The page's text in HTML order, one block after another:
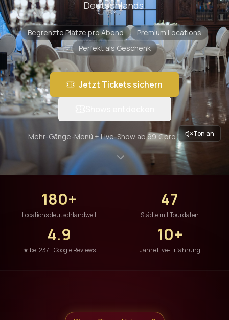
Ton an
Deutschlands.
Begrenzte Plätze pro Abend
Premium Locations
Perfekt als Geschenk
Jetzt Tickets sichern
Mehr-Gänge-Menü + Live-Show ab 99 € pro Person
180+
Locations deutschlandweit
47
Städte mit Tourdaten
4.9
★ bei 237+ Google Reviews
10+
Jahre Live-Erfahrung